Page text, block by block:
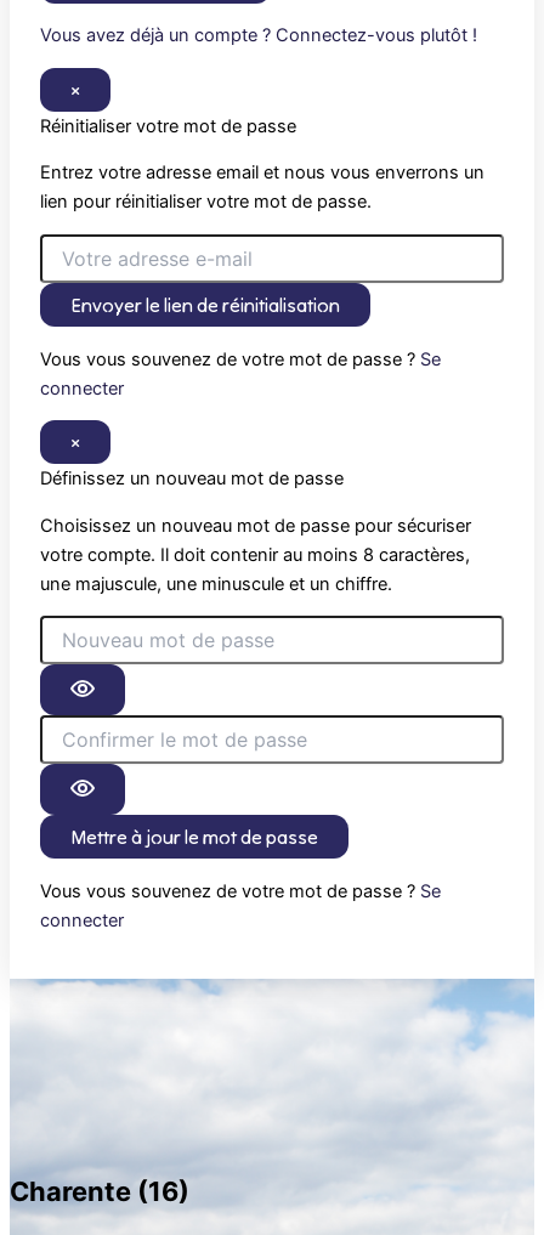
Vous avez déjà un compte ? Connectez-vous plutôt !
×
Réinitialiser votre mot de passe
Entrez votre adresse email et nous vous enverrons un
lien pour réinitialiser votre mot de passe.
Envoyer le lien de réinitialisation
Vous vous souvenez de votre mot de passe ? Se
connecter
×
Définissez un nouveau mot de passe
Choisissez un nouveau mot de passe pour sécuriser
votre compte. Il doit contenir au moins 8 caractères,
une majuscule, une minuscule et un chiffre.
Mettre à jour le mot de passe
Vous vous souvenez de votre mot de passe ? Se
connecter
Charente (16)